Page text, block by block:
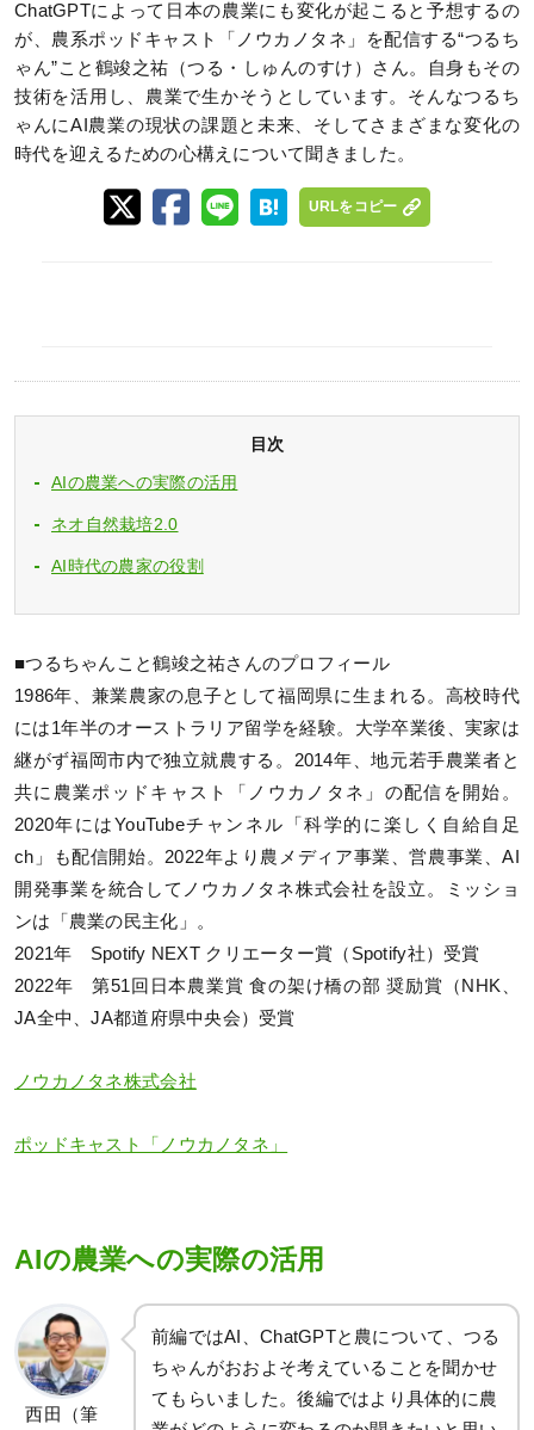
ChatGPTによって日本の農業にも変化が起こると予想するの
が、農系ポッドキャスト「ノウカノタネ」を配信する“つるち
ゃん”こと鶴竣之祐（つる・しゅんのすけ）さん。自身もその
技術を活用し、農業で生かそうとしています。そんなつるち
ゃんにAI農業の現状の課題と未来、そしてさまざまな変化の
時代を迎えるための心構えについて聞きました。
URLをコピー
目次
AIの農業への実際の活用
ネオ自然栽培2.0
AI時代の農家の役割
■つるちゃんこと鶴竣之祐さんのプロフィール
1986年、兼業農家の息子として福岡県に生まれる。高校時代
には1年半のオーストラリア留学を経験。大学卒業後、実家は
継がず福岡市内で独立就農する。2014年、地元若手農業者と
共に農業ポッドキャスト「ノウカノタネ」の配信を開始。
2020年にはYouTubeチャンネル「科学的に楽しく自給自足
ch」も配信開始。2022年より農メディア事業、営農事業、AI
開発事業を統合してノウカノタネ株式会社を設立。ミッショ
ンは「農業の民主化」。
2021年 Spotify NEXT クリエーター賞（Spotify社）受賞
2022年 第51回日本農業賞 食の架け橋の部 奨励賞（NHK、
JA全中、JA都道府県中央会）受賞
ノウカノタネ株式会社
ポッドキャスト「ノウカノタネ」
AIの農業への実際の活用
西田（筆
前編ではAI、ChatGPTと農について、つる
ちゃんがおおよそ考えていることを聞かせ
てもらいました。後編ではより具体的に農